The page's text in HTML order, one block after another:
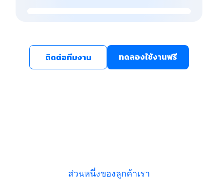
ติดต่อทีมงาน ทดลองใช้งานฟรี
ส่วนหนึ่งของลูกค้าเรา